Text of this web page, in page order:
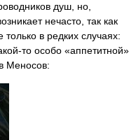
душ, но,
нечасто, так как
в редких случаях:
то особо «аппетитной»
Меносов: